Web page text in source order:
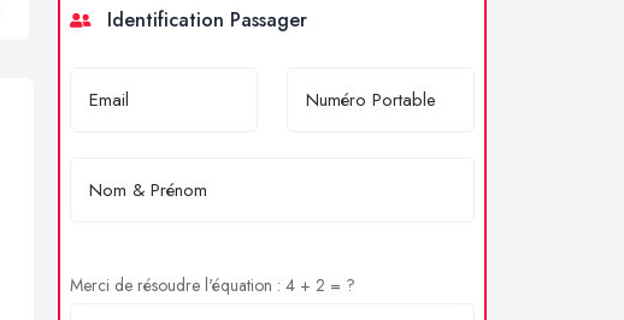
Identification Passager
Merci de résoudre l'équation : 4 + 2 = ?